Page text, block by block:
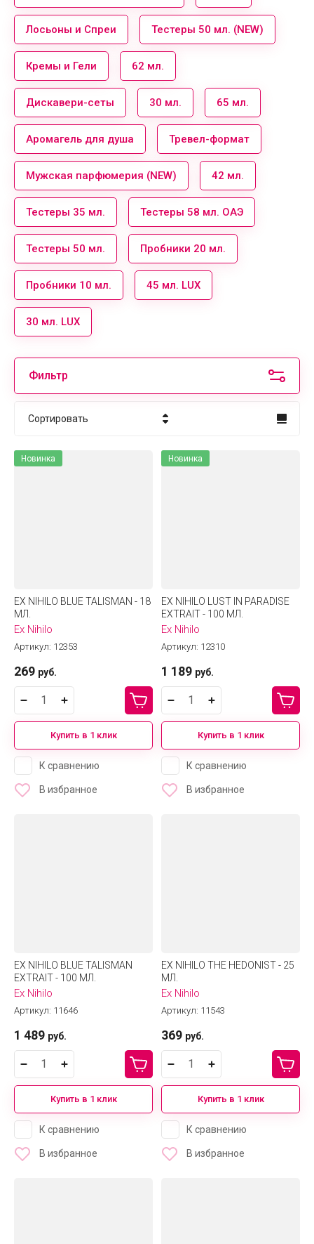
Лосьоны и Спреи Тестеры 50 мл. (NEW)
Кремы и Гели 62 мл.
Дискавери-сеты 30 мл. 65 мл.
Аромагель для душа Тревел-формат
Мужская парфюмерия (NEW) 42 мл.
Тестеры 35 мл. Тестеры 58 мл. ОАЭ
Тестеры 50 мл. Пробники 20 мл.
Пробники 10 мл. 45 мл. LUX
30 мл. LUX
Фильтр
Сортировать
Новинка
EX NIHILO BLUE TALISMAN - 18
МЛ.
Ex Nihilo
Артикул: 12353
269 руб.
Купить в 1 клик
К сравнению
В избранное
Новинка
EX NIHILO LUST IN PARADISE
EXTRAIT - 100 МЛ.
Ex Nihilo
Артикул: 12310
1 189 руб.
Купить в 1 клик
К сравнению
В избранное
EX NIHILO BLUE TALISMAN
EXTRAIT - 100 МЛ.
Ex Nihilo
Артикул: 11646
1 489 руб.
Купить в 1 клик
К сравнению
В избранное
EX NIHILO THE HEDONIST - 25
МЛ.
Ex Nihilo
Артикул: 11543
369 руб.
Купить в 1 клик
К сравнению
В избранное